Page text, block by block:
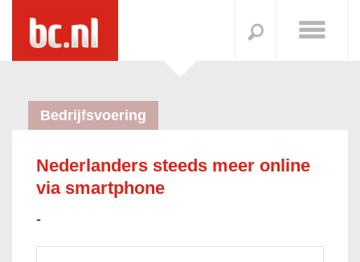
Bedrijfsvoering
Nederlanders steeds meer online
via smartphone
-